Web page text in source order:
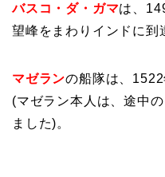
バスコ・ダ・ガマは、
望峰をまわりインドに到
マゼランの船隊は、
(マゼラン本人は、途中
ました)。